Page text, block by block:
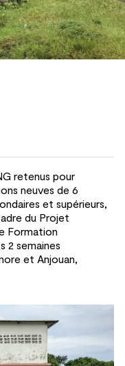
retenus pour
neuves de 6
et supérieurs,
du Projet
Formation
2 semaines
et Anjouan,